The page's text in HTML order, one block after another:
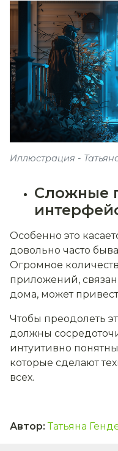
Иллюстрация -
Сложные
Особенно это
довольно часто
Огромное
приложений,
дома, может
Чтобы преодолеть
должны
интуитивно
которые сделают
всех.
Автор: Татьяна